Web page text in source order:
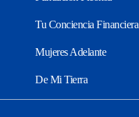
Tu Conciencia Financiera
Mujeres Adelante
De Mi Tierra